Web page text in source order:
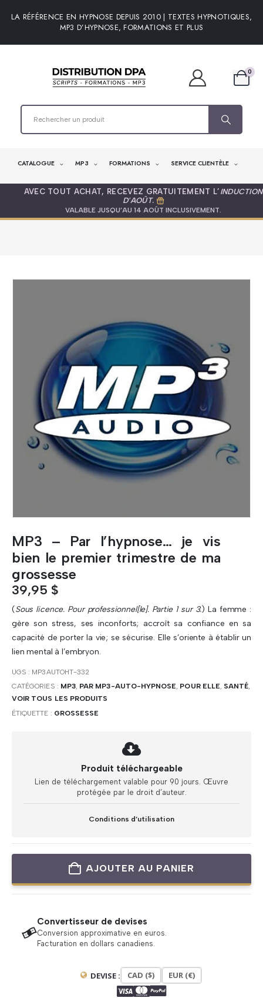
LA RÉFÉRENCE EN HYPNOSE DEPUIS 2010 | TEXTES HYPNOTIQUES,
MP3 D’HYPNOSE, FORMATIONS ET PLUS
0
CATALOGUE MP3 FORMATIONS SERVICE CLIENTÈLE
AVEC TOUT ACHAT, RECEVEZ GRATUITEMENT L’ INDUCTION
D'AOÛT.
VALABLE JUSQU’AU 14 AOÛT INCLUSIVEMENT.
MP3 – Par l’hypnose… je vis
bien le premier trimestre de ma
grossesse
39,95 $
(Sous licence. Pour professionnel[le]. Partie 1 sur 3.) La femme :
gère son stress, ses inconforts; accroît sa confiance en sa
capacité de porter la vie; se sécurise. Elle s’oriente à établir un
lien mental à l’embryon.
UGS : MP3AUTOHT-332
CATÉGORIES : MP3, PAR MP3-AUTO-HYPNOSE, POUR ELLE, SANTÉ,
VOIR TOUS LES PRODUITS
ÉTIQUETTE : GROSSESSE
Produit téléchargeable
Lien de téléchargement valable pour 90 jours. Œuvre
protégée par le droit d’auteur.
Conditions d’utilisation
AJOUTER AU PANIER
Convertisseur de devises
Conversion approximative en euros.
Facturation en dollars canadiens.
DEVISE : CAD ($) EUR (€)